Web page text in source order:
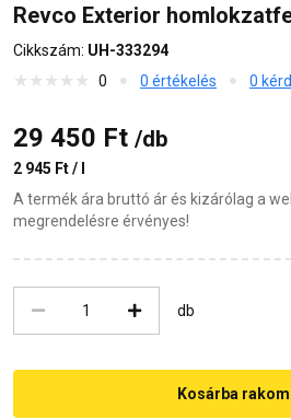
Revco Exterior
Cikkszám: UH-333294
0
0 értékelés 0
29 450 Ft /db
2 945 Ft / l
A termék ára bruttó ár és kizárólag a
megrendelésre érvényes!
db
Kosárba rakom